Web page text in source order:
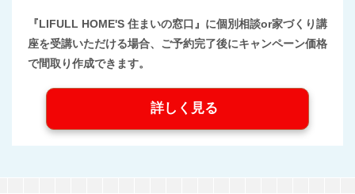
『LIFULL HOME'S 住まいの窓口』に個別相談or家づくり講
座を受講いただける場合、ご予約完了後にキャンペーン価格
で間取り作成できます。
詳しく見る